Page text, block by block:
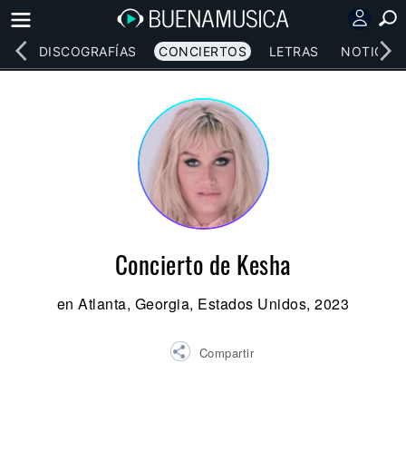
DISCOGRAFÍAS CONCIERTOS LETRAS NOTICIAS
Concierto de Kesha
en Atlanta, Georgia, Estados Unidos, 2023
Compartir